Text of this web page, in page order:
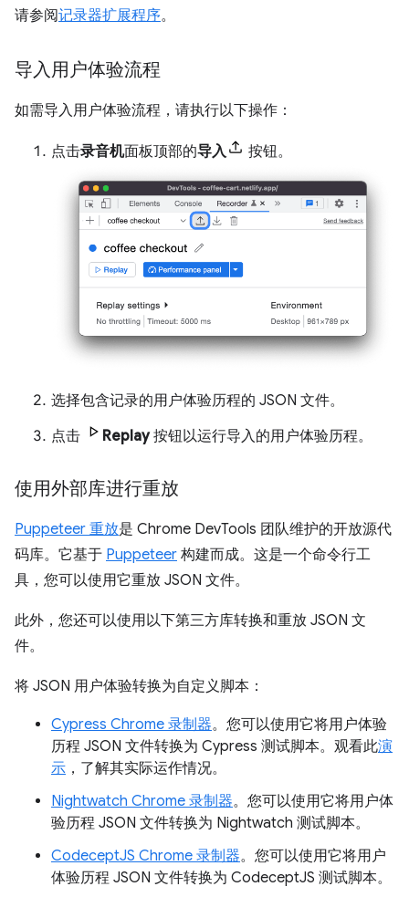
请参阅记录器扩展程序。
导入用户体验流程
如需导入用户体验流程，请执行以下操作：
点击录音机面板顶部的导入 按钮。
选择包含记录的用户体验历程的 JSON 文件。
点击
Replay按钮以运行导入的用户体验历程。
使用外部库进行重放
Puppeteer 重放是 Chrome DevTools 团队维护的开放源代
码库。它基于 Puppeteer 构建而成。这是一个命令行工
具，您可以使用它重放 JSON 文件。
此外，您还可以使用以下第三方库转换和重放 JSON 文
件。
将 JSON 用户体验转换为自定义脚本：
Cypress Chrome 录制器。您可以使用它将用户体验
历程 JSON 文件转换为 Cypress 测试脚本。观看此演
示 ，了解其实际运作情况。
Nightwatch Chrome 录制器。您可以使用它将用户体
验历程 JSON 文件转换为 Nightwatch 测试脚本。
CodeceptJS Chrome 录制器。您可以使用它将用户
体验历程 JSON 文件转换为 CodeceptJS 测试脚本。